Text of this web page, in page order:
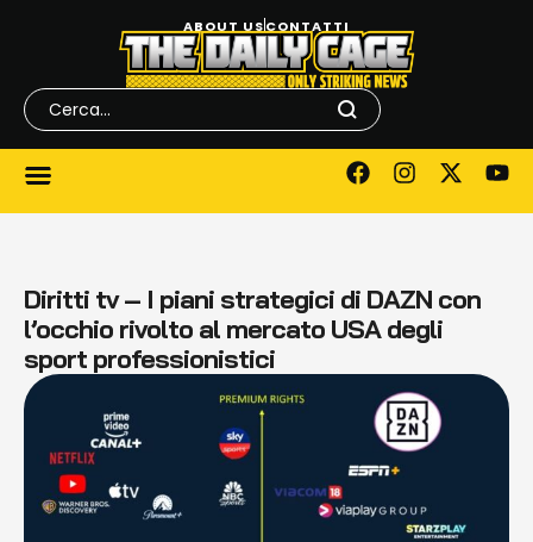
ABOUT USCONTATTI
Diritti tv – I piani strategici di DAZN con
l’occhio rivolto al mercato USA degli
sport professionistici